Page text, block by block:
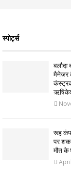
स्पोर्ट्स
बलौदा
मैनेजर
रूह
पर शक
मौत के